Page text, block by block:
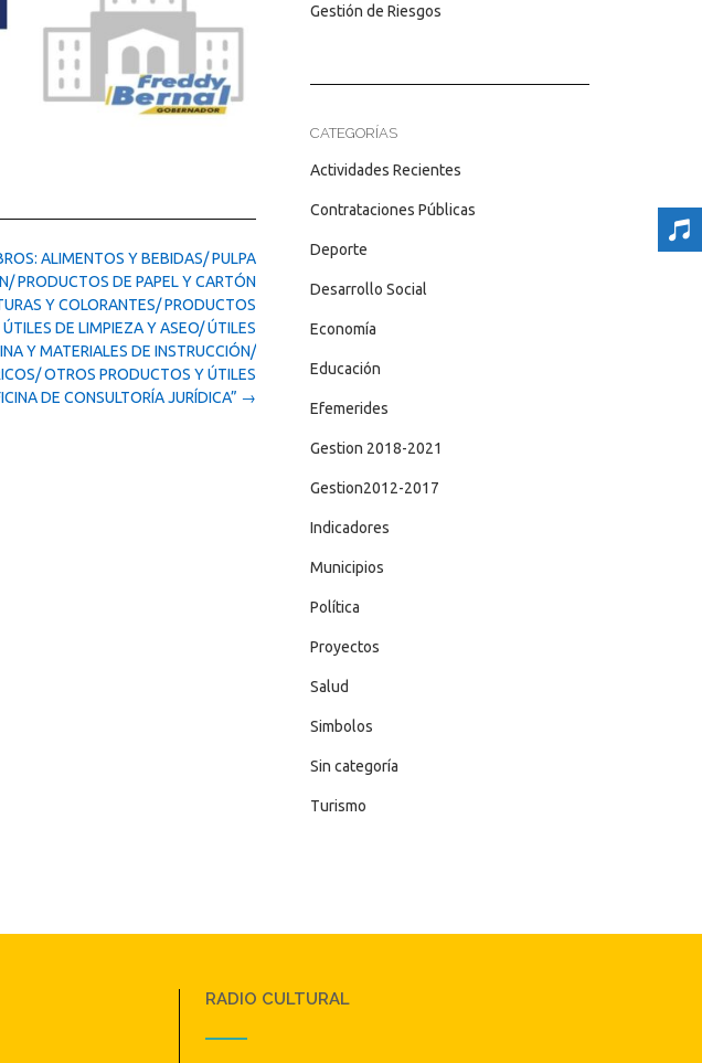
ALIMENTOS Y BEBIDAS/ PULPA
PRODUCTOS DE PAPEL Y CARTÓN
Y COLORANTES/ PRODUCTOS
DE LIMPIEZA Y ASEO/ ÚTILES
Y MATERIALES DE INSTRUCCIÓN/
OTROS PRODUCTOS Y ÚTILES
DE CONSULTORÍA JURÍDICA” →
Gestión de Riesgos
CATEGORÍAS
Actividades Recientes
Contrataciones Públicas
Deporte
Desarrollo Social
Economía
Educación
Efemerides
Gestion 2018-2021
Gestion2012-2017
Indicadores
Municipios
Política
Proyectos
Salud
Simbolos
Sin categoría
Turismo
RADIO CULTURAL